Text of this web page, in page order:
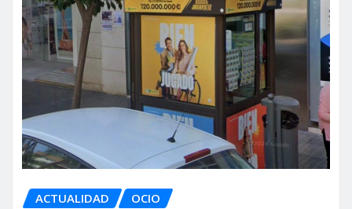
ACTUALIDAD OCIO